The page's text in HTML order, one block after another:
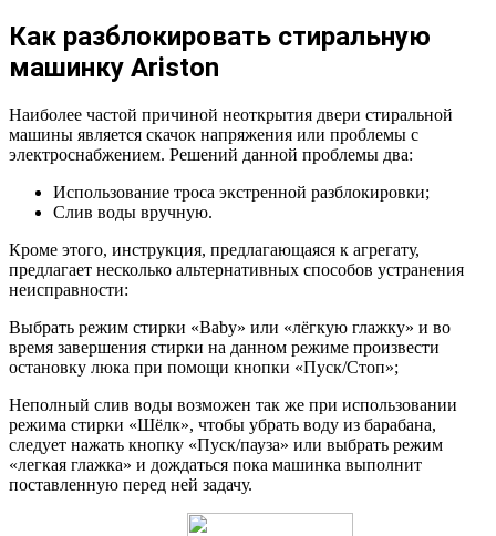
Как разблокировать стиральную
машинку Ariston
Наиболее частой причиной неоткрытия двери стиральной
машины является скачок напряжения или проблемы с
электроснабжением. Решений данной проблемы два:
Использование троса экстренной разблокировки;
Слив воды вручную.
Кроме этого, инструкция, предлагающаяся к агрегату,
предлагает несколько альтернативных способов устранения
неисправности:
Выбрать режим стирки «Baby» или «лёгкую глажку» и во
время завершения стирки на данном режиме произвести
остановку люка при помощи кнопки «Пуск/Стоп»;
Неполный слив воды возможен так же при использовании
режима стирки «Шёлк», чтобы убрать воду из барабана,
следует нажать кнопку «Пуск/пауза» или выбрать режим
«легкая глажка» и дождаться пока машинка выполнит
поставленную перед ней задачу.